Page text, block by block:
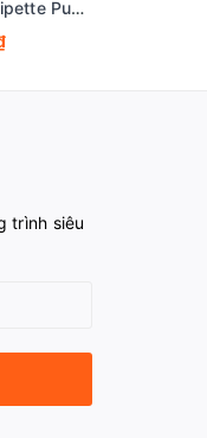
Dụng cụ Trợ pipet/ Pipette Pump/ Pipette Controller, dải hút 0.1mL-100mL, hãng Fcombio
trình siêu